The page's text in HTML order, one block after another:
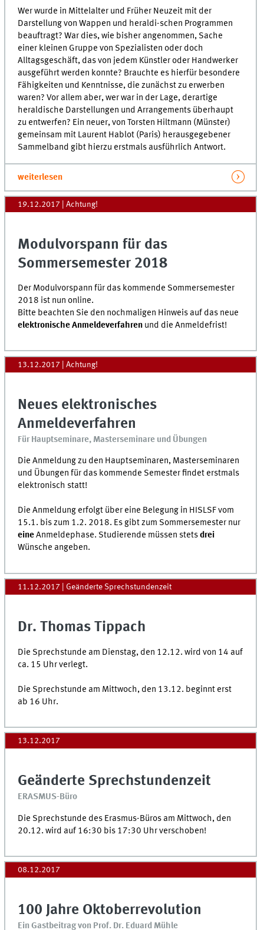
Wer wurde in Mittelalter und Früher Neuzeit mit der
Darstellung von Wappen und heraldi-schen Programmen
beauftragt? War dies, wie bisher angenommen, Sache
einer kleinen Gruppe von Spezialisten oder doch
Alltagsgeschäft, das von jedem Künstler oder Handwerker
ausgeführt werden konnte? Brauchte es hierfür besondere
Fähigkeiten und Kenntnisse, die zunächst zu erwerben
waren? Vor allem aber, wer war in der Lage, derartige
heraldische Darstellungen und Arrangements überhaupt
zu entwerfen? Ein neuer, von Torsten Hiltmann (Münster)
gemeinsam mit Laurent Hablot (Paris) herausgegebener
Sammelband gibt hierzu erstmals ausführlich Antwort.
weiterlesen
19.12.2017 | Achtung!
Modulvorspann für das
Sommersemester 2018
Der Modulvorspann für das kommende Sommersemester
2018 ist nun online.
Bitte beachten Sie den nochmaligen Hinweis auf das neue
elektronische Anmeldeverfahren und die Anmeldefrist!
13.12.2017 | Achtung!
Neues elektronisches
Anmeldeverfahren
Für Hauptseminare, Masterseminare und Übungen
Die Anmeldung zu den Hauptseminaren, Masterseminaren
und Übungen für das kommende Semester findet erstmals
elektronisch statt!
Die Anmeldung erfolgt über eine Belegung in HISLSF vom
15.1. bis zum 1.2. 2018. Es gibt zum Sommersemester nur
eineAnmeldephase. Studierende müssen stetsdrei
Wünsche angeben.
11.12.2017 | Geänderte Sprechstundenzeit
Dr. Thomas Tippach
Die Sprechstunde am Dienstag, den 12.12. wird von 14 auf
ca. 15 Uhr verlegt.
Die Sprechstunde am Mittwoch, den 13.12. beginnt erst
ab 16 Uhr.
13.12.2017
Geänderte Sprechstundenzeit
ERASMUS-Büro
Die Sprechstunde des Erasmus-Büros am Mittwoch, den
20.12. wird auf 16:30 bis 17:30 Uhr verschoben!
08.12.2017
100 Jahre Oktoberrevolution
Ein Gastbeitrag von Prof. Dr. Eduard Mühle